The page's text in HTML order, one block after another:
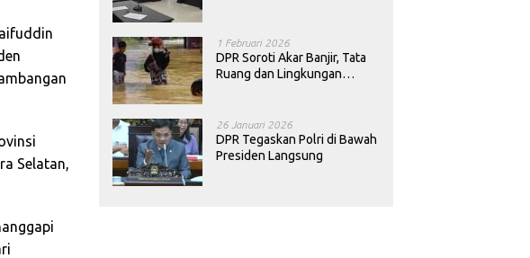
Selatan,
1 Februari 2026
DPR Soroti Akar Banjir, Tata
Ruang dan Lingkungan
26 Januari 2026
DPR Tegaskan Polri di Bawah
Presiden Langsung